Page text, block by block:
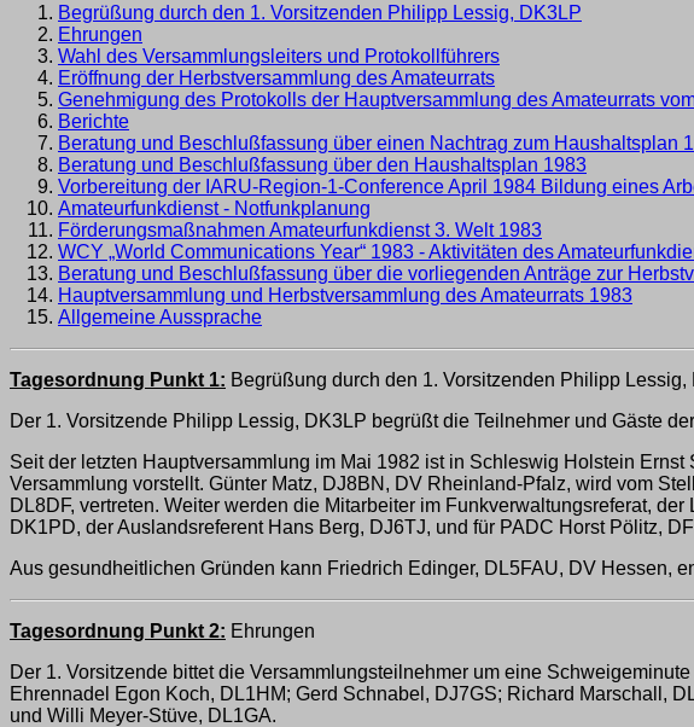
Begrüßung durch den 1. Vorsitzenden Philipp Lessig, DK3LP
Ehrungen
Wahl des Versammlungsleiters und Protokollführers
Eröffnung der Herbstversammlung des Amateurrats
Genehmigung des Protokolls der Hauptversammlung des Amateurrats
Berichte
Beratung und Beschlußfassung über einen Nachtrag zum Haushaltsplan
Beratung und Beschlußfassung über den Haushaltsplan 1983
Vorbereitung der IARU-Region-1-Conference April 1984 Bildung eines
Amateurfunkdienst - Notfunkplanung
Förderungsmaßnahmen Amateurfunkdienst 3. Welt 1983
WCY „World Communications Year“ 1983 - Aktivitäten des
Beratung und Beschlußfassung über die vorliegenden Anträge zur
Hauptversammlung und Herbstversammlung des Amateurrats 1983
Allgemeine Aussprache
Tagesordnung Punkt 1: Begrüßung durch den 1. Vorsitzenden Philipp Lessig,
Der 1. Vorsitzende Philipp Lessig, DK3LP begrüßt die Teilnehmer und Gäste
Seit der letzten Hauptversammlung im Mai 1982 ist in Schleswig Holstein
Versammlung vorstellt. Günter Matz, DJ8BN, DV Rheinland-Pfalz, wird vom
DL8DF, vertreten. Weiter werden die Mitarbeiter im Funkverwaltungsreferat,
DK1PD, der Auslandsreferent Hans Berg, DJ6TJ, und für PADC Horst Pölitz,
Aus gesundheitlichen Gründen kann Friedrich Edinger, DL5FAU, DV Hessen,
Tagesordnung Punkt 2: Ehrungen
Der 1. Vorsitzende bittet die Versammlungsteilnehmer um eine
Ehrennadel Egon Koch, DL1HM; Gerd Schnabel, DJ7GS; Richard Marschall,
und Willi Meyer-Stüve, DL1GA.